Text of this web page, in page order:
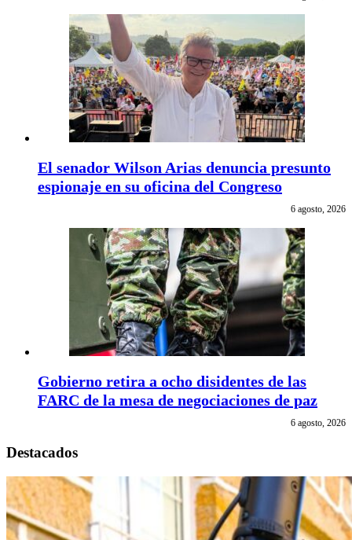
El senador Wilson Arias denuncia presunto
espionaje en su oficina del Congreso
6 agosto, 2026
Gobierno retira a ocho disidentes de las
FARC de la mesa de negociaciones de paz
6 agosto, 2026
Destacados